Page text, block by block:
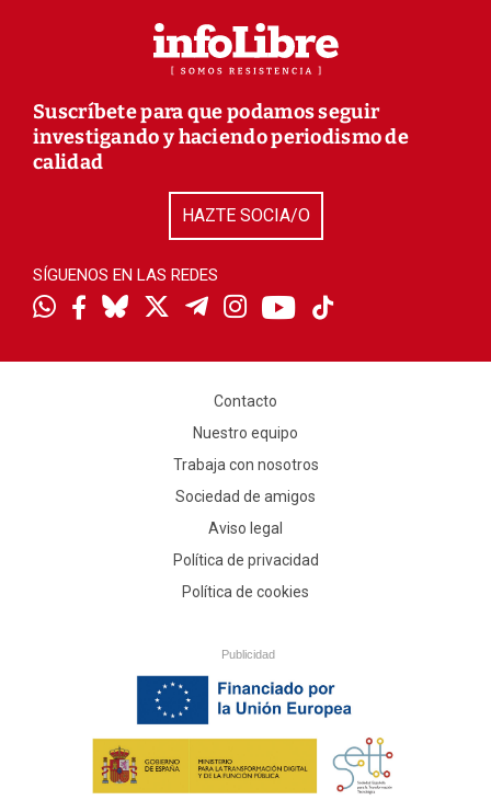
Suscríbete para que podamos seguir
investigando y haciendo periodismo de
calidad
HAZTE SOCIA/O
SÍGUENOS EN LAS REDES
Contacto
Nuestro equipo
Trabaja con nosotros
Sociedad de amigos
Aviso legal
Política de privacidad
Política de cookies
Publicidad